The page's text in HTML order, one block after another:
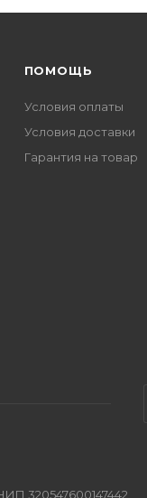
ПОМОЩЬ
Условия оплаты
Условия доставки
Гарантия на товар
320547600147442